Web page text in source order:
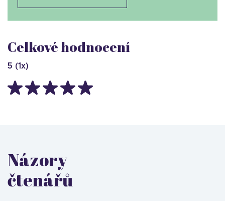
Celkové hodnocení
5 (1x)
Názory
čtenářů